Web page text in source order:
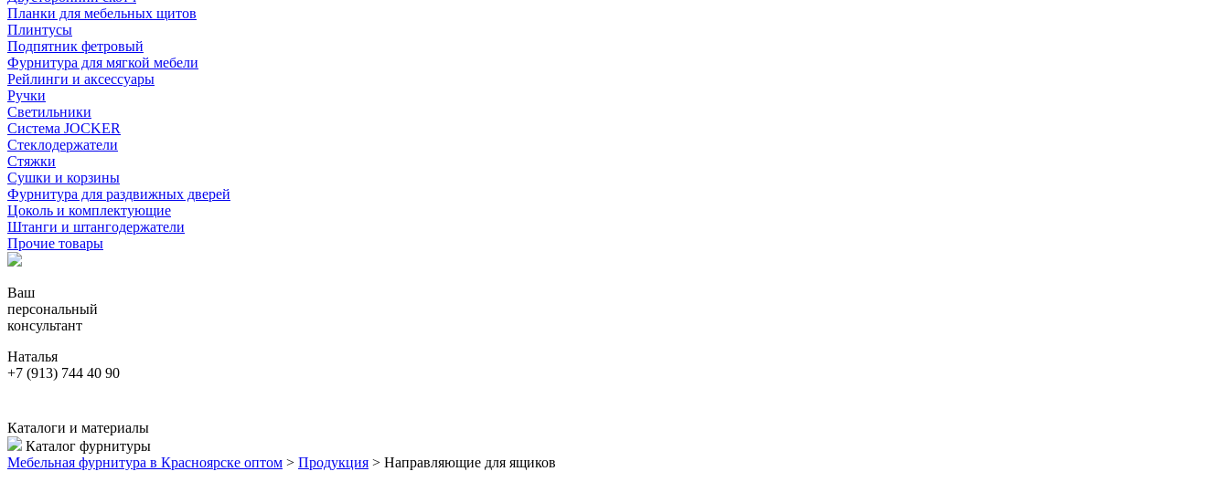
Планки для мебельных щитов
Плинтусы
Подпятник фетровый
Фурнитура для мягкой мебели
Рейлинги и аксессуары
Ручки
Светильники
Система JOCKER
Стеклодержатели
Стяжки
Сушки и корзины
Фурнитура для раздвижных дверей
Цоколь и комплектующие
Штанги и штангодержатели
Прочие товары
Ваш
персональный
консультант
Наталья
+7 (913) 744 40 90
Каталоги и материалы
Каталог фурнитуры
Мебельная фурнитура в Красноярске оптом > Продукция > Направляющие для ящиков